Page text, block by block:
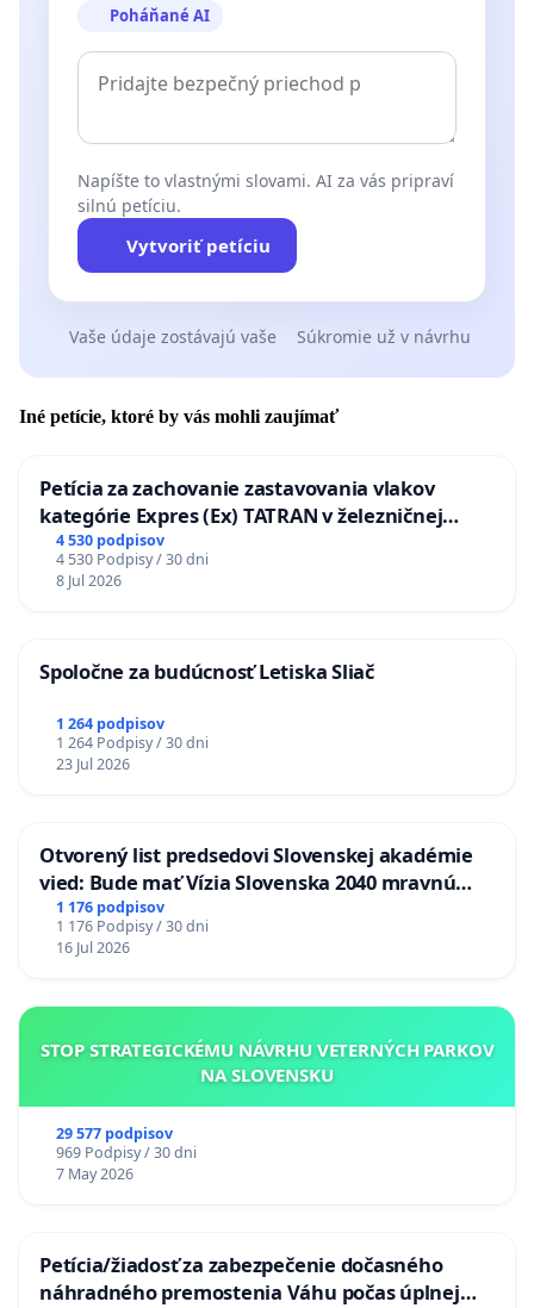
Poháňané AI
Napíšte to vlastnými slovami. AI za vás pripraví
silnú petíciu.
Vytvoriť petíciu
Vaše údaje zostávajú vaše Súkromie už v návrhu
Iné petície, ktoré by vás mohli zaujímať
Petícia za zachovanie zastavovania vlakov
kategórie Expres (Ex) TATRAN v železničnej
stanici Púchov
4 530 podpisov
4 530 Podpisy / 30 dni
8 Jul 2026
Spoločne za budúcnosť Letiska Sliač
1 264 podpisov
1 264 Podpisy / 30 dni
23 Jul 2026
Otvorený list predsedovi Slovenskej akadémie
vied: Bude mať Vízia Slovenska 2040 mravnú
chrbticu?
1 176 podpisov
1 176 Podpisy / 30 dni
16 Jul 2026
STOP STRATEGICKÉMU NÁVRHU VETERNÝCH PARKOV
NA SLOVENSKU
29 577 podpisov
969 Podpisy / 30 dni
7 May 2026
Petícia/žiadosť za zabezpečenie dočasného
náhradného premostenia Váhu počas úplnej